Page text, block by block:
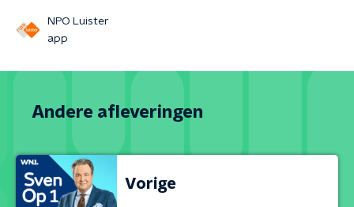
NPO Luister
app
Andere afleveringen
Vorige